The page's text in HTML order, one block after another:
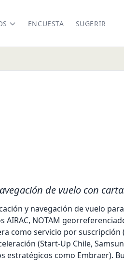
ENCUESTA SUGERIR
company/nexatlas
de vuelo con
y navegación de vuelo
AIRAC, NOTAM
como servicio por
(Start-Up Chile,
estratégicos como Embraer).